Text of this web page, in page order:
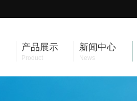
产品展示
Product
新闻中心
News